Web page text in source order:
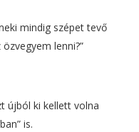
mindig szépet tevő
lenni?”
újból ki kellett volna
is.